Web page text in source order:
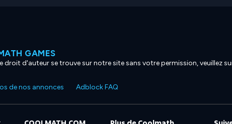
GAMES
d'auteur se trouve sur notre site sans votre permission, veuillez
de nos annonces Adblock FAQ